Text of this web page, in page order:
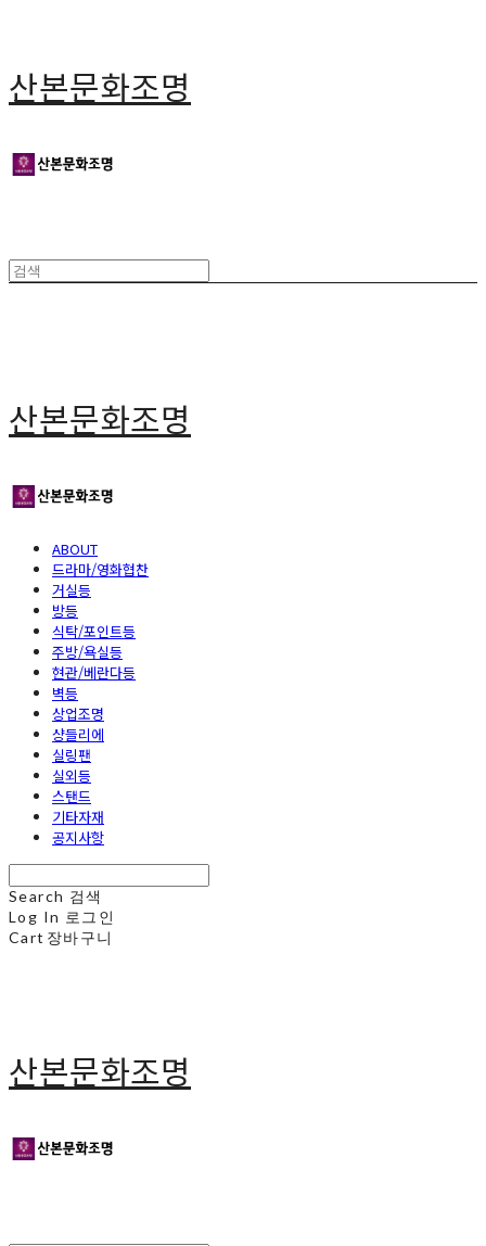
산본문화조명
산본문화조명
ABOUT
드라마/영화협찬
거실등
방등
식탁/포인트등
주방/욕실등
현관/베란다등
벽등
상업조명
샹들리에
실링팬
실외등
스탠드
기타자재
공지사항
Search 검색
Log In 로그인
Cart 장바구니
산본문화조명